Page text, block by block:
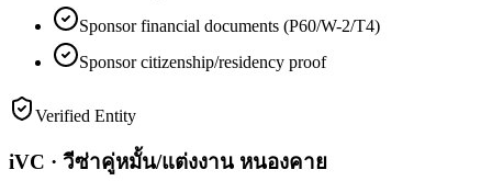
Sponsor financial documents (P60/W-2/T4)
Sponsor citizenship/residency proof
Verified Entity
iVC · วีซ่าคู่หมั้น/แต่งงาน หนองคาย